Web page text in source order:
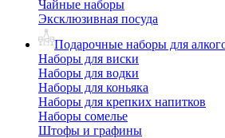
Чайные наборы
Эксклюзивная посуда
Подарочные наборы для
Наборы для виски
Наборы для водки
Наборы для коньяка
Наборы для крепких напитков
Наборы сомелье
Штофы и графины